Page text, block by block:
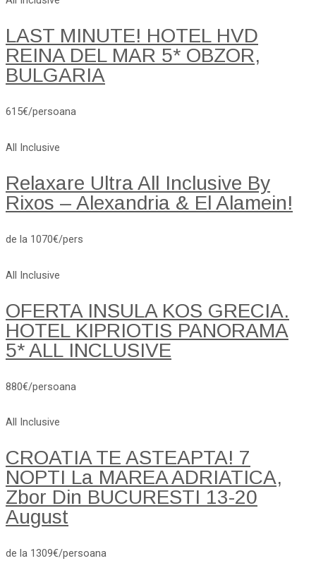
LAST MINUTE! HOTEL HVD
REINA DEL MAR 5* OBZOR,
BULGARIA
615€/persoana
All Inclusive
Relaxare Ultra All Inclusive By
Rixos – Alexandria & El Alamein!
de la 1070€/pers
All Inclusive
OFERTA INSULA KOS GRECIA.
HOTEL KIPRIOTIS PANORAMA
5* ALL INCLUSIVE
880€/persoana
All Inclusive
CROATIA TE ASTEAPTA! 7
NOPTI La MAREA ADRIATICA,
Zbor Din BUCURESTI 13-20
August
de la 1309€/persoana